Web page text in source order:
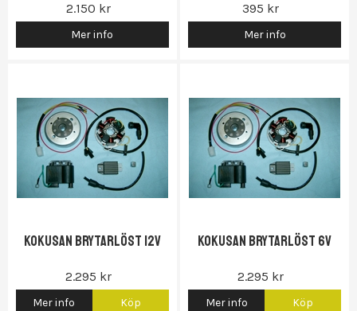
2.150 kr
Mer info
395 kr
Mer info
Kokusan brytarlöst 12V
2.295 kr
Mer info Köp
Kokusan brytarlöst 6V
2.295 kr
Mer info Köp